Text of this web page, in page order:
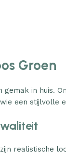
Groen
in huis.
een
realistische